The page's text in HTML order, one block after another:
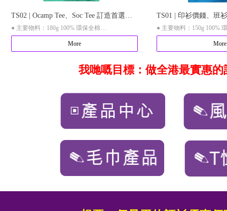
TS02 | Ocamp Tee、Soc Tee 訂造首選！
專業T恤團體訂造、學會TEE服務
● 主要物料：180g 100% 環保全棉
------------------------------------------------------------
香港專業印衫/印t-shirt/印班衫/公司衫，首選jt un
iform，特快印刷| 隨時隨地Wtsapp/Email報價落
------------------------------------------------------------
More
TS01 | 印衫價錢、班
批量團體衫、印t shirt
● 主要物料：150g 100%
● 起訂量：不限起訂量
● 參考價格：最低只需
More
我哋嘅目標：做全港最實惠